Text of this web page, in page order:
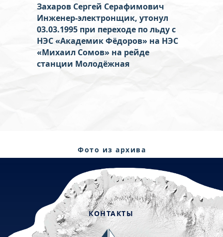
Захаров Сергей Серафимович
Инженер-электронщик, утонул
03.03.1995 при переходе по льду с
НЭС «Академик Фёдоров» на НЭС
«Михаил Сомов» на рейде
станции Молодёжная
Фото из архива
семьи
КОНТАКТЫ